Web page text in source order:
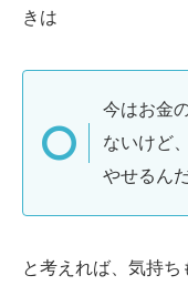
きは
今はお金
ないけど
やせるんだ
と考えれば、気持ち